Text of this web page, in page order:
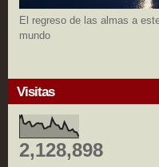
El regreso de las almas a
mundo
Visitas
2,128,898